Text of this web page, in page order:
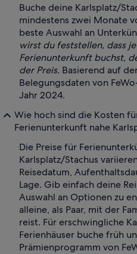
Buche deine Karlsplatz/
mindestens zwei Monate
beste Auswahl an
wirst du feststellen, dass
Ferienunterkunft buchst,
der Preis. Basierend auf
Belegungsdaten von
Jahr 2024.
Wie hoch sind die Kosten
Ferienunterkunft nahe
Die Preise für
Karlsplatz/Stachus
Reisedatum,
Lage. Gib einfach deine
Auswahl an Optionen zu
alleine, als Paar, mit der
reist. Für erschwingliche
Ferienhäuser buche früh
Prämienprogramm von